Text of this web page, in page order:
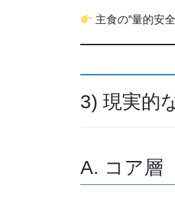
主食の“量的安
3) 現実的
A. コア層